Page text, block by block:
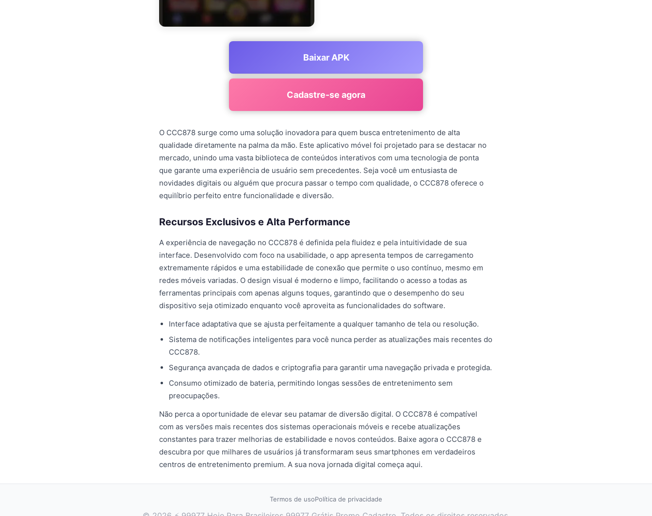
Baixar APK
Cadastre-se agora
O CCC878 surge como uma solução inovadora para quem busca entretenimento de alta
qualidade diretamente na palma da mão. Este aplicativo móvel foi projetado para se destacar no
mercado, unindo uma vasta biblioteca de conteúdos interativos com uma tecnologia de ponta
que garante uma experiência de usuário sem precedentes. Seja você um entusiasta de
novidades digitais ou alguém que procura passar o tempo com qualidade, o CCC878 oferece o
equilíbrio perfeito entre funcionalidade e diversão.
Recursos Exclusivos e Alta Performance
A experiência de navegação no CCC878 é definida pela fluidez e pela intuitividade de sua
interface. Desenvolvido com foco na usabilidade, o app apresenta tempos de carregamento
extremamente rápidos e uma estabilidade de conexão que permite o uso contínuo, mesmo em
redes móveis variadas. O design visual é moderno e limpo, facilitando o acesso a todas as
ferramentas principais com apenas alguns toques, garantindo que o desempenho do seu
dispositivo seja otimizado enquanto você aproveita as funcionalidades do software.
Interface adaptativa que se ajusta perfeitamente a qualquer tamanho de tela ou resolução.
Sistema de notificações inteligentes para você nunca perder as atualizações mais recentes do
CCC878.
Segurança avançada de dados e criptografia para garantir uma navegação privada e protegida.
Consumo otimizado de bateria, permitindo longas sessões de entretenimento sem
preocupações.
Não perca a oportunidade de elevar seu patamar de diversão digital. O CCC878 é compatível
com as versões mais recentes dos sistemas operacionais móveis e recebe atualizações
constantes para trazer melhorias de estabilidade e novos conteúdos. Baixe agora o CCC878 e
descubra por que milhares de usuários já transformaram seus smartphones em verdadeiros
centros de entretenimento premium. A sua nova jornada digital começa aqui.
Termos de usoPolítica de privacidade